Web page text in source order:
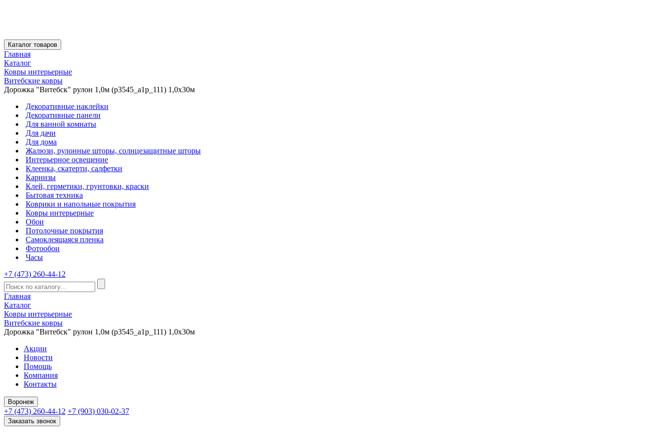
Каталог товаров
Главная
Каталог
Ковры интерьерные
Витебские ковры
Дорожка "Витебск" рулон 1,0м (p3545_a1p_111) 1,0х30м
Декоративные наклейки
Декоративные панели
Для ванной комнаты
Для дачи
Для дома
Жалюзи, рулонные шторы, солнцезащитные шторы
Интерьерное освещение
Клеенка, скатерти, салфетки
Карнизы
Клей, герметики, грунтовки, краски
Бытовая техника
Коврики и напольные покрытия
Ковры интерьерные
Обои
Потолочные покрытия
Самоклеящаяся пленка
Фотообои
Часы
+7 (473) 260-44-12
Главная
Каталог
Ковры интерьерные
Витебские ковры
Дорожка "Витебск" рулон 1,0м (p3545_a1p_111) 1,0х30м
Акции
Новости
Помощь
Компания
Контакты
Воронеж
+7 (473) 260-44-12 +7 (903) 030-02-37
Заказать звонок